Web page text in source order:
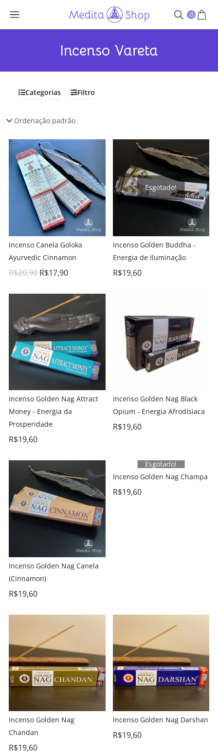
0
Incenso Vareta
Categorias Filtro
Incenso Canela Goloka
Ayurvedic Cinnamon
R$20,90 R$17,90
Esgotado!
Incenso Golden Buddha -
Energia de Iluminação
R$19,60
Incenso Golden Nag Attract
Money - Energia da
Prosperidade
R$19,60
Incenso Golden Nag Black
Opium - Energia Afrodísiaca
R$19,60
Incenso Golden Nag Canela
(Cinnamon)
R$19,60
Esgotado!
Incenso Golden Nag Champa
R$19,60
Incenso Golden Nag
Chandan
R$19,60
Incenso Golden Nag Darshan
R$19,60